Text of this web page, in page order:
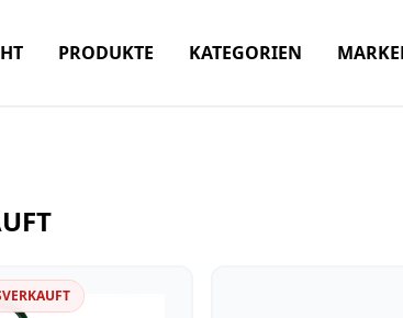
PRODUKTE KATEGORIEN